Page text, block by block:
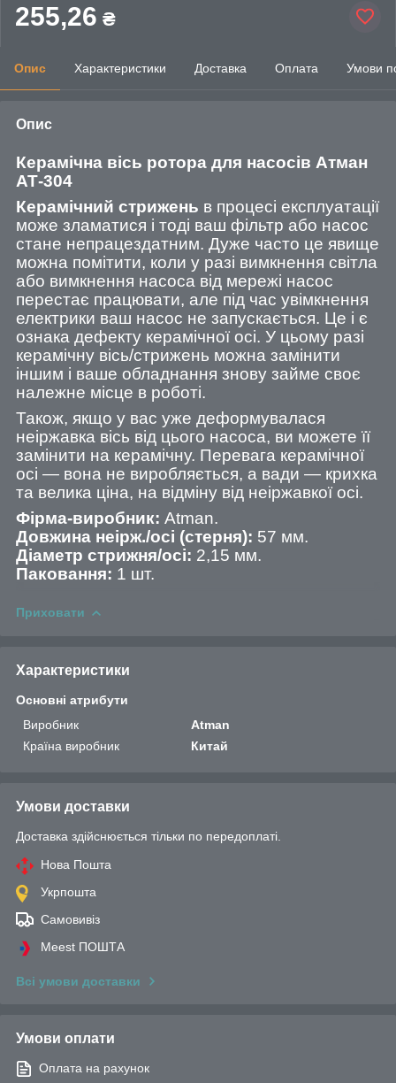
255,26 ₴
Опис Характеристики Доставка Оплата Умови
Опис
Керамічна вісь ротора для насосів Атман
АТ-304
Керамічний стрижень в процесі експлуатації
може зламатися і тоді ваш фільтр або насос
стане непрацездатним. Дуже часто це явище
можна помітити, коли у разі вимкнення світла
або вимкнення насоса від мережі насос
перестає працювати, але під час увімкнення
електрики ваш насос не запускається. Це і є
ознака дефекту керамічної осі. У цьому разі
керамічну вісь/стрижень можна замінити
іншим і ваше обладнання знову займе своє
належне місце в роботі.
Також, якщо у вас уже деформувалася
неіржавка вісь від цього насоса, ви можете її
замінити на керамічну. Перевага керамічної
осі — вона не виробляється, а вади — крихка
та велика ціна, на відміну від неіржавкої осі.
Фірма-виробник: Atman.
Довжина неірж./осі (стерня): 57 мм.
Діаметр стрижня/осі: 2,15 мм.
Паковання: 1 шт.
Приховати
Характеристики
Основні атрибути
Виробник
Atman
Країна виробник
Китай
Умови доставки
Доставка здійснюється тільки по передоплаті.
Нова Пошта
Укрпошта
Самовивіз
Meest ПОШТА
Всі умови доставки
Умови оплати
Оплата на рахунок